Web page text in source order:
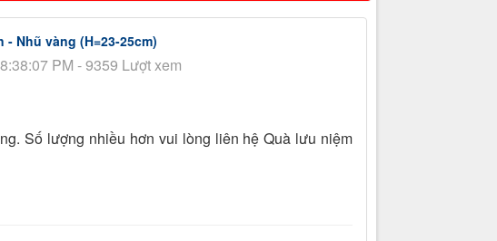
Nhũ vàng (H=23-25cm)
PM - 9359 Lượt xem
Số lượng nhiều hơn vui lòng liên hệ Quà lưu niệm